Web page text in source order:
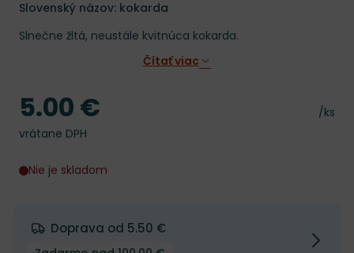
Slovenský názov: kokarda
Slnečne žltá, neustále kvitnúca kokarda.
Čítať viac
Cena
/ks
Cena
5.00 €
vrátane DPH
Nie je skladom
Doprava od 5.50 €